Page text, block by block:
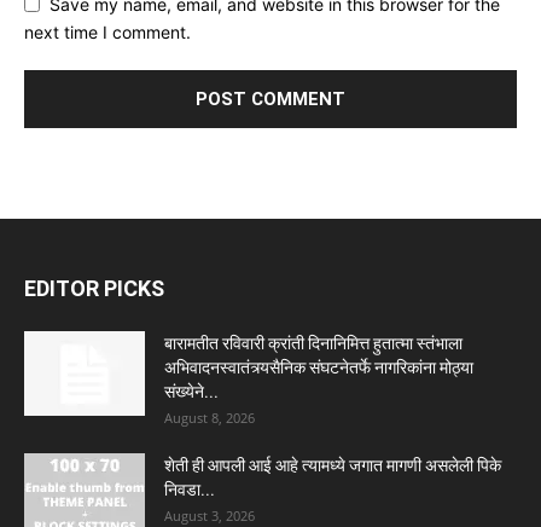
Save my name, email, and website in this browser for the
next time I comment.
EDITOR PICKS
बारामतीत रविवारी क्रांती दिनानिमित्त हुतात्मा स्तंभाला
अभिवादनस्वातंत्र्यसैनिक संघटनेतर्फे नागरिकांना मोठ्या
संख्येने...
August 8, 2026
शेती ही आपली आई आहे त्यामध्ये जगात मागणी असलेली पिके
निवडा...
August 3, 2026